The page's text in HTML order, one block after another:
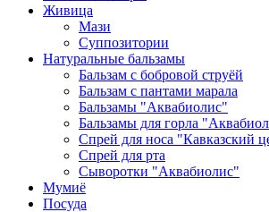
Живица
Мази
Суппозитории
Натуральные бальзамы
Бальзам с бобровой струёй
Бальзам с пантами марала
Бальзамы "Аквабиолис"
Бальзамы для горла
Спрей для носа "Кавказский
Спрей для рта
Сыворотки "Аквабиолис"
Мумиё
Посуда